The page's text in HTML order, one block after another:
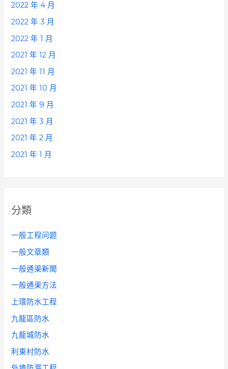
2022 年 4 月
2022 年 3 月
2022 年 1 月
2021 年 12 月
2021 年 11 月
2021 年 10 月
2021 年 9 月
2021 年 3 月
2021 年 2 月
2021 年 1 月
分類
一般工程问题
一般文章類
一般通渠新聞
一般通渠方法
上環防水工程
九龍區防水
九龍城防水
利東村防水